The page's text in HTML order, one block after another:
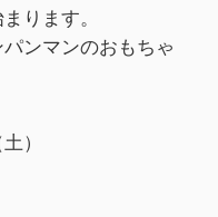
ります。
ンマンのおもちゃ
）